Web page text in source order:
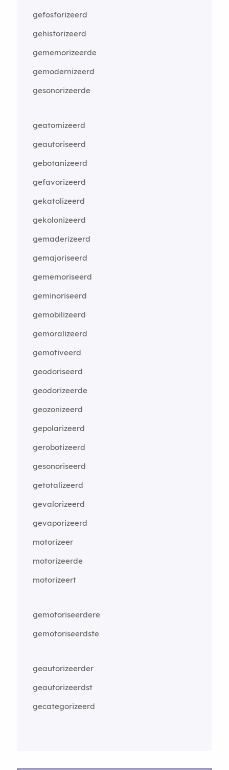
gefosforizeerd
gehistorizeerd
gememorizeerde
gemodernizeerd
gesonorizeerde
geatomizeerd
geautoriseerd
gebotanizeerd
gefavorizeerd
gekatolizeerd
gekolonizeerd
gemaderizeerd
gemajoriseerd
gememoriseerd
geminoriseerd
gemobilizeerd
gemoralizeerd
gemotiveerd
geodoriseerd
geodorizeerde
geozonizeerd
gepolarizeerd
gerobotizeerd
gesonoriseerd
getotalizeerd
gevalorizeerd
gevaporizeerd
motorizeer
motorizeerde
motorizeert
gemotoriseerdere
gemotoriseerdste
geautorizeerder
geautorizeerdst
gecategorizeerd